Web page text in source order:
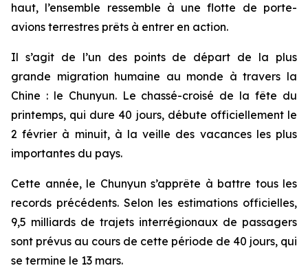
haut, l’ensemble ressemble à une flotte de porte-
avions terrestres prêts à entrer en action.
Il s’agit de l’un des points de départ de la plus
grande migration humaine au monde à travers la
Chine : le Chunyun. Le chassé-croisé de la fête du
printemps, qui dure 40 jours, débute officiellement le
2 février à minuit, à la veille des vacances les plus
importantes du pays.
Cette année, le Chunyun s’apprête à battre tous les
records précédents. Selon les estimations officielles,
9,5 milliards de trajets interrégionaux de passagers
sont prévus au cours de cette période de 40 jours, qui
se termine le 13 mars.